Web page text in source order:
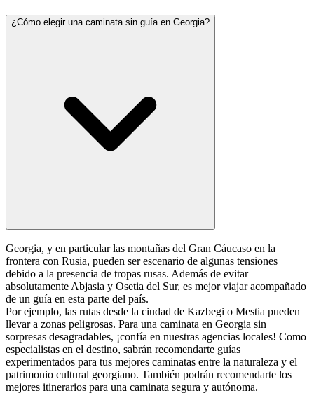
¿Cómo elegir una caminata sin guía en Georgia?
Georgia, y en particular las montañas del Gran Cáucaso en la
frontera con Rusia, pueden ser escenario de algunas tensiones
debido a la presencia de tropas rusas. Además de evitar
absolutamente Abjasia y Osetia del Sur, es mejor viajar acompañado
de un guía en esta parte del país.
Por ejemplo, las rutas desde la ciudad de Kazbegi o Mestia pueden
llevar a zonas peligrosas. Para una caminata en Georgia sin
sorpresas desagradables, ¡confía en nuestras agencias locales! Como
especialistas en el destino, sabrán recomendarte guías
experimentados para tus mejores caminatas entre la naturaleza y el
patrimonio cultural georgiano. También podrán recomendarte los
mejores itinerarios para una caminata segura y autónoma.